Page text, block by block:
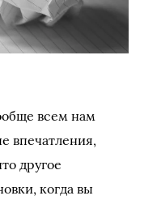
всем нам
впечатления,
другое
когда вы